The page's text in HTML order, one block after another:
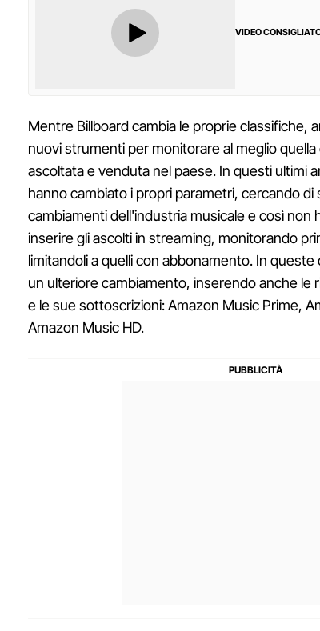
VIDEO
Mentre Billboard cambia le proprie classifiche,
nuovi strumenti per monitorare al meglio quella
ascoltata e venduta nel paese. In questi ultimi
hanno cambiato i propri parametri, cercando di
cambiamenti dell'industria musicale e così non
inserire gli ascolti in streaming, monitorando
limitandoli a quelli con abbonamento. In queste
un ulteriore cambiamento, inserendo anche le
e le sue sottoscrizioni: Amazon Music Prime,
Amazon Music HD.